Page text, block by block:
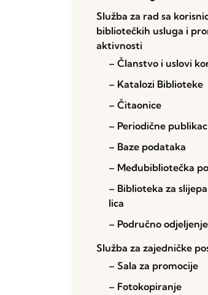
Služba za rad sa
bibliotečkih usluga i
aktivnosti
– Članstvo i uslovi
– Katalozi Biblioteke
– Čitaonice
– Periodične
– Baze podataka
– Međubibliotečka
– Biblioteka za
lica
– Područno
Služba za zajedničke
– Sala za promocije
– Fotokopiranje